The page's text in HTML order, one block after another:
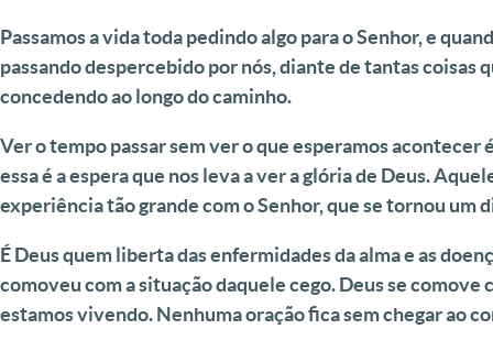
Passamos a vida toda pedindo algo para o Senhor, e
passando despercebido por nós, diante de tantas coisas
concedendo ao longo do caminho.
Ver o tempo passar sem ver o que esperamos acontecer
essa é a espera que nos leva a ver a glória de Deus.
experiência tão grande com o Senhor, que se tornou um
É Deus quem liberta das enfermidades da alma e as
comoveu com a situação daquele cego. Deus se comove
estamos vivendo. Nenhuma oração fica sem chegar ao